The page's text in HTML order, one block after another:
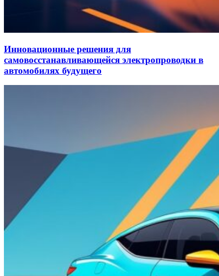
Инновационные решения для
самовосстанавливающейся электропроводки в
автомобилях будущего